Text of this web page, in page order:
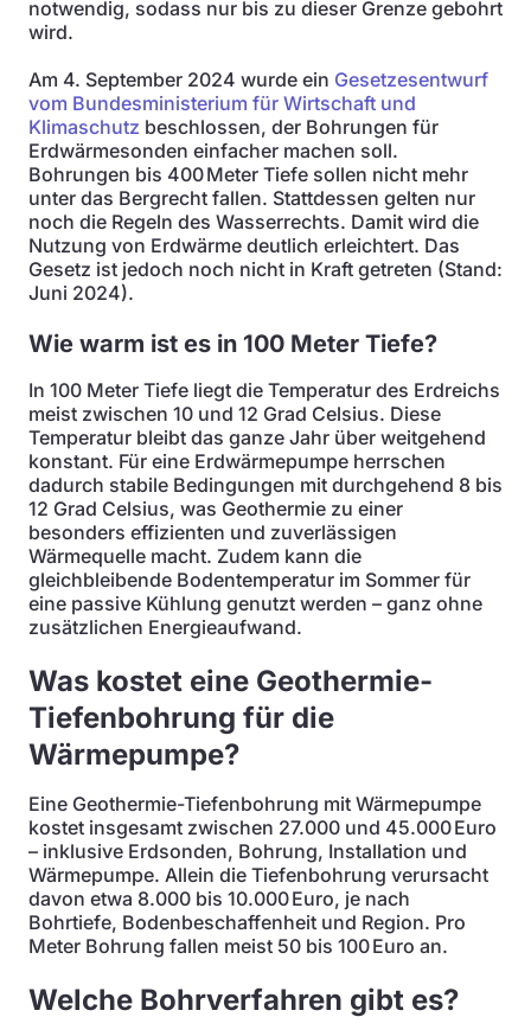
notwendig, sodass nur bis zu dieser Grenze gebohrt
wird.
Am 4. September 2024 wurde ein Gesetzesentwurf
vom Bundesministerium für Wirtschaft und
Klimaschutz beschlossen, der Bohrungen für
Erdwärmesonden einfacher machen soll.
Bohrungen bis 400 Meter Tiefe sollen nicht mehr
unter das Bergrecht fallen. Stattdessen gelten nur
noch die Regeln des Wasserrechts. Damit wird die
Nutzung von Erdwärme deutlich erleichtert. Das
Gesetz ist jedoch noch nicht in Kraft getreten (Stand:
Juni 2024).
Wie warm ist es in 100 Meter Tiefe?
In 100 Meter Tiefe liegt die Temperatur des Erdreichs
meist zwischen 10 und 12 Grad Celsius. Diese
Temperatur bleibt das ganze Jahr über weitgehend
konstant. Für eine Erdwärmepumpe herrschen
dadurch stabile Bedingungen mit durchgehend 8 bis
12 Grad Celsius, was Geothermie zu einer
besonders effizienten und zuverlässigen
Wärmequelle macht. Zudem kann die
gleichbleibende Bodentemperatur im Sommer für
eine passive Kühlung genutzt werden – ganz ohne
zusätzlichen Energieaufwand.
Was kostet eine Geothermie-
Tiefenbohrung für die
Wärmepumpe?
Eine Geothermie-Tiefenbohrung mit Wärmepumpe
kostet insgesamt zwischen 27.000 und 45.000 Euro
– inklusive Erdsonden, Bohrung, Installation und
Wärmepumpe. Allein die Tiefenbohrung verursacht
davon etwa 8.000 bis 10.000 Euro, je nach
Bohrtiefe, Bodenbeschaffenheit und Region. Pro
Meter Bohrung fallen meist 50 bis 100 Euro an.
Welche Bohrverfahren gibt es?